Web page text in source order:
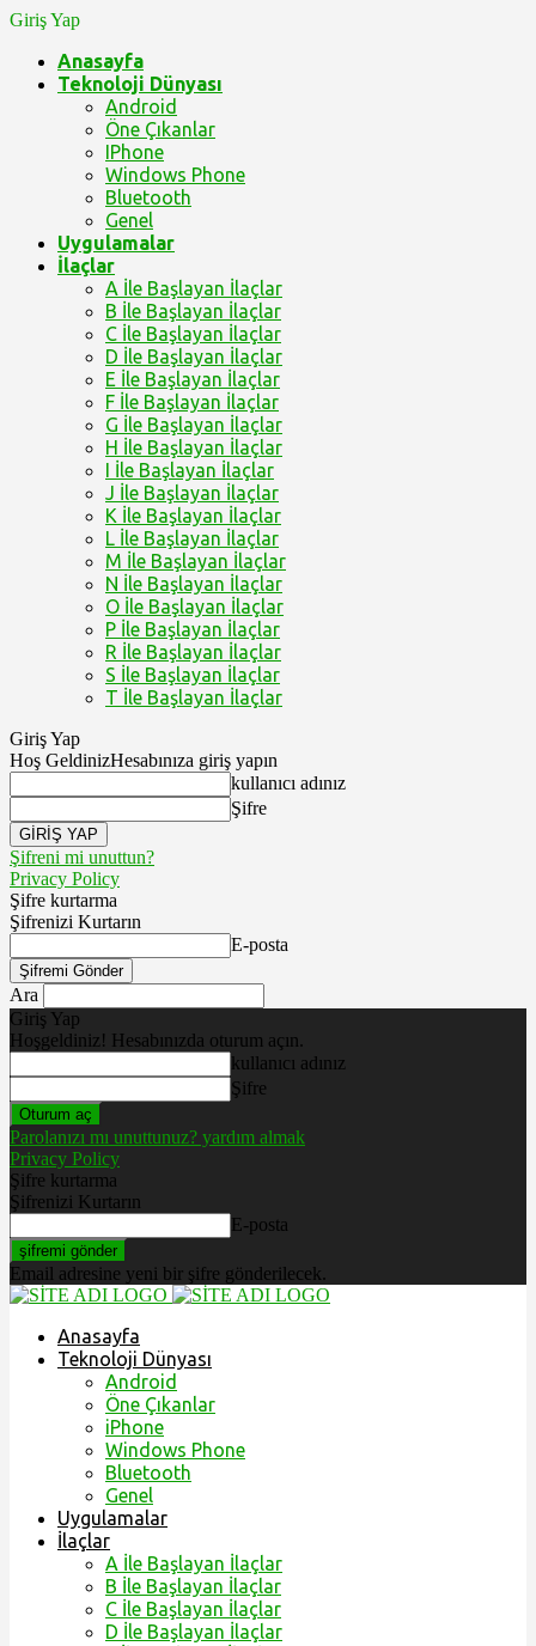
Giriş Yap
Anasayfa
Teknoloji Dünyası
Android
Öne Çıkanlar
IPhone
Windows Phone
Bluetooth
Genel
Uygulamalar
İlaçlar
A İle Başlayan İlaçlar
B İle Başlayan İlaçlar
C İle Başlayan İlaçlar
D İle Başlayan İlaçlar
E İle Başlayan İlaçlar
F İle Başlayan İlaçlar
G İle Başlayan İlaçlar
H İle Başlayan İlaçlar
I İle Başlayan İlaçlar
J İle Başlayan İlaçlar
K İle Başlayan İlaçlar
L İle Başlayan İlaçlar
M İle Başlayan İlaçlar
N İle Başlayan İlaçlar
O İle Başlayan İlaçlar
P İle Başlayan İlaçlar
R İle Başlayan İlaçlar
S İle Başlayan İlaçlar
T İle Başlayan İlaçlar
Giriş Yap
Hoş GeldinizHesabınıza giriş yapın
kullanıcı adınız
Şifre
Şifreni mi unuttun?
Privacy Policy
Şifre kurtarma
Şifrenizi Kurtarın
E-posta
Ara
Giriş Yap
Hoşgeldiniz! Hesabınızda oturum açın.
kullanıcı adınız
Şifre
Parolanızı mı unuttunuz? yardım almak
Privacy Policy
Şifre kurtarma
Şifrenizi Kurtarın
E-posta
Email adresine yeni bir şifre gönderilecek.
Anasayfa
Teknoloji Dünyası
Android
Öne Çıkanlar
iPhone
Windows Phone
Bluetooth
Genel
Uygulamalar
İlaçlar
A İle Başlayan İlaçlar
B İle Başlayan İlaçlar
C İle Başlayan İlaçlar
D İle Başlayan İlaçlar